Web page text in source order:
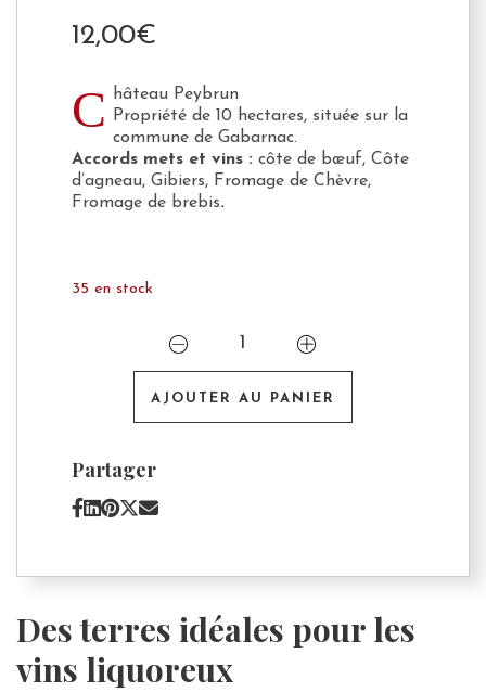
12,00€
C
hâteau Peybrun
Propriété de 10 hectares, située sur la
commune de Gabarnac.
Accords mets et vins : côte de bœuf, Côte
d’agneau, Gibiers, Fromage de Chèvre,
Fromage de brebis.
35 en stock
Château
Peybrun
AJOUTER AU PANIER
Partager
Des terres idéales pour les
vins liquoreux